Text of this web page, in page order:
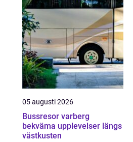
05 augusti 2026
Bussresor varberg
bekväma upplevelser längs
västkusten